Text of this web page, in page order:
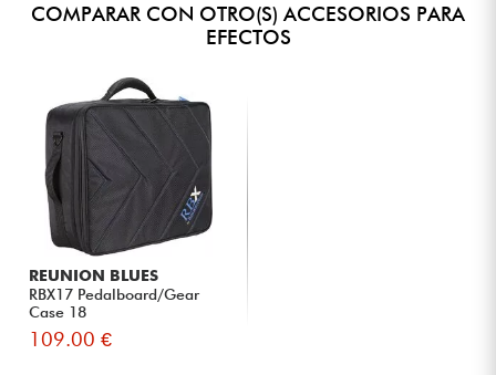
COMPARAR CON OTRO(S) ACCESORIOS PARA
EFECTOS
REUNION BLUES
RBX17 Pedalboard/Gear
Case 18
109.00 €